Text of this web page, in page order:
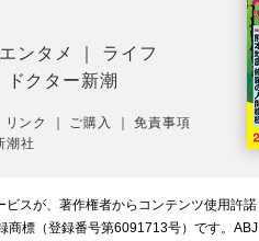
エンタメ
ライフ
ドクター新潮
リンク ご購入 ｜免責事項
潮社
スが、著作権者からコンテンツ使用許諾
商標（登録番号第6091713号）です。ABJ